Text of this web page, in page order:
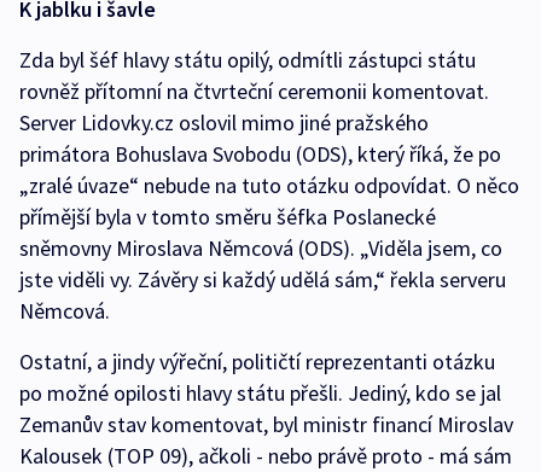
K jablku i šavle
Zda byl šéf hlavy státu opilý, odmítli zástupci státu
rovněž přítomní na čtvrteční ceremonii komentovat.
Server Lidovky.cz oslovil mimo jiné pražského
primátora Bohuslava Svobodu (ODS), který říká, že po
„zralé úvaze“ nebude na tuto otázku odpovídat. O něco
přímější byla v tomto směru šéfka Poslanecké
sněmovny Miroslava Němcová (ODS). „Viděla jsem, co
jste viděli vy. Závěry si každý udělá sám,“ řekla serveru
Němcová.
Ostatní, a jindy výřeční, političtí reprezentanti otázku
po možné opilosti hlavy státu přešli. Jediný, kdo se jal
Zemanův stav komentovat, byl ministr financí Miroslav
Kalousek (TOP 09), ačkoli - nebo právě proto - má sám